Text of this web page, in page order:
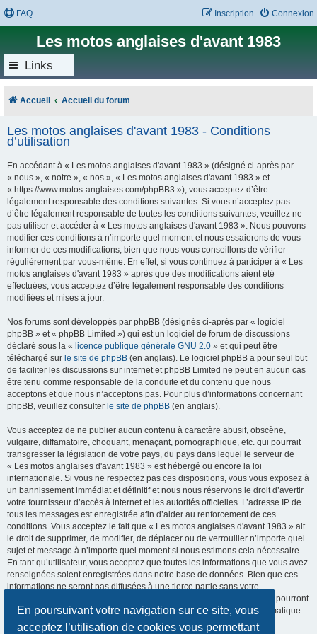
En poursuivant votre navigation sur ce site, vous
acceptez l’utilisation de cookies vous permettant
FAQ Connexion
Inscription
Les motos anglaises d'avant 1983
Links
Accueil Accueil du forum
Les motos anglaises d'avant 1983 - Conditions
d’utilisation
En accédant à « Les motos anglaises d'avant 1983 » (désigné ci-après par
« nous », « notre », « nos », « Les motos anglaises d'avant 1983 » et
« https://www.motos-anglaises.com/phpBB3 »), vous acceptez d’être
légalement responsable des conditions suivantes. Si vous n’acceptez pas
d’être légalement responsable de toutes les conditions suivantes, veuillez ne
pas utiliser et accéder à « Les motos anglaises d'avant 1983 ». Nous pouvons
modifier ces conditions à n’importe quel moment et nous essaierons de vous
informer de ces modifications, bien que nous vous conseillons de vérifier
régulièrement par vous-même. En effet, si vous continuez à participer à « Les
motos anglaises d'avant 1983 » après que des modifications aient été
effectuées, vous acceptez d’être légalement responsable des conditions
modifiées et mises à jour.
Nos forums sont développés par phpBB (désignés ci-après par « logiciel
phpBB » et « phpBB Limited ») qui est un logiciel de forum de discussions
déclaré sous la « licence publique générale GNU 2.0 » et qui peut être
téléchargé sur le site de phpBB (en anglais). Le logiciel phpBB a pour seul but
de faciliter les discussions sur internet et phpBB Limited ne peut en aucun cas
être tenu comme responsable de la conduite et du contenu que nous
acceptons et que nous n’acceptons pas. Pour plus d’informations concernant
phpBB, veuillez consulter le site de phpBB (en anglais).
Vous acceptez de ne publier aucun contenu à caractère abusif, obscène,
vulgaire, diffamatoire, choquant, menaçant, pornographique, etc. qui pourrait
transgresser la législation de votre pays, du pays dans lequel le serveur de
« Les motos anglaises d'avant 1983 » est hébergé ou encore la loi
internationale. Si vous ne respectez pas ces dispositions, vous vous exposez à
un bannissement immédiat et définitif et nous nous réservons le droit d’avertir
votre fournisseur d’accès à internet et les autorités officielles. L’adresse IP de
tous les messages est enregistrée afin d’aider au renforcement de ces
conditions. Vous acceptez le fait que « Les motos anglaises d'avant 1983 » ait
le droit de supprimer, de modifier, de déplacer ou de verrouiller n’importe quel
sujet et message à n’importe quel moment si nous estimons cela nécessaire.
En tant qu’utilisateur, vous acceptez que toutes les informations que vous avez
renseignées soient enregistrées dans notre base de données. Bien que ces
informations ne seront pas diffusées à une tierce partie sans votre
consentement, ni « Les motos anglaises d'avant 1983 », ni phpBB, ne pourront
être tenus comme responsables en cas de tentative de piratage informatique
visant à compromettre vos données.